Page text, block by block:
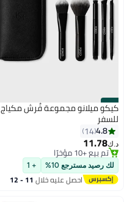
#25
كيكو ميلانو مجموعة فُرش مكياج
للسفر
4.8
14
د.ك‏11.78
تم بيع +10 مؤخرًا
تم بيع +10 مؤخرًا
لك رصيد مسترجع 10% + 1
احصل عليه خلال 11 - 12